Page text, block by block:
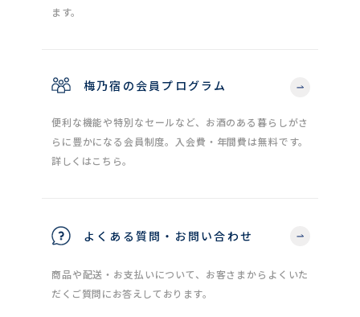
ます。
梅乃宿の会員プログラム
便利な機能や特別なセールなど、お酒のある暮らしがさ
らに豊かになる会員制度。入会費・年間費は無料です。
詳しくはこちら。
よくある質問・お問い合わせ
商品や配送・お支払いについて、お客さまからよくいた
だくご質問にお答えしております。